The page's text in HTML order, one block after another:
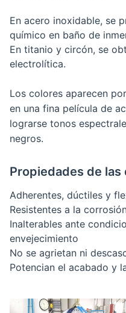
En acero inoxidable, se
químico en baño de
En titanio y circón, se
electrolítica.
Los colores aparecen
en una fina película de
lograrse tonos
negros.
Propiedades de las
Adherentes, dúctiles y
Resistentes a la
Inalterables ante
envejecimiento
No se agrietan ni
Potencian el acabado y